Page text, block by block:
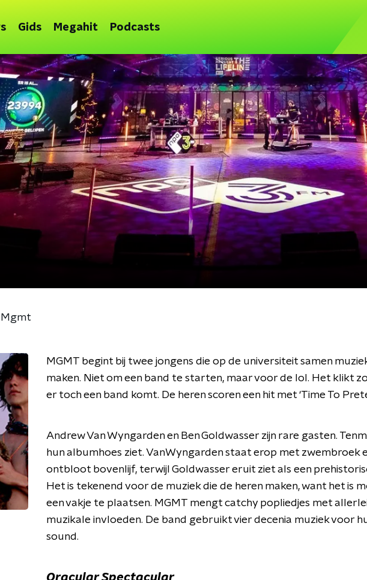
Gids Megahit Podcasts
Mgmt
MGMT begint bij twee jongens die op de universiteit samen
maken. Niet om een band te starten, maar voor de lol. Het klikt
er toch een band komt. De heren scoren een hit met ‘Time To
Andrew Van Wyngarden en Ben Goldwasser zijn rare gasten.
hun albumhoes ziet. VanWyngarden staat erop met zwembroek
ontbloot bovenlijf, terwijl Goldwasser eruit ziet als een
Het is tekenend voor de muziek die de heren maken, want het is
een vakje te plaatsen. MGMT mengt catchy popliedjes met
muzikale invloeden. De band gebruikt vier decenia muziek voor
sound.
Oracular Spectacular